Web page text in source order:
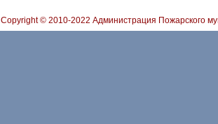
Copyright © 2010-2022 Администрация Пожарского